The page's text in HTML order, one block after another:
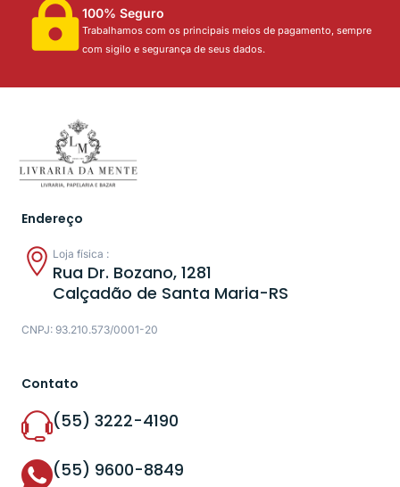
100% Seguro
Trabalhamos com os principais meios de pagamento, sempre
com sigilo e segurança de seus dados.
Endereço
Loja física :
Rua Dr. Bozano, 1281
Calçadão de Santa Maria-RS
CNPJ: 93.210.573/0001-20
Contato
(55) 3222-4190
(55) 9600-8849